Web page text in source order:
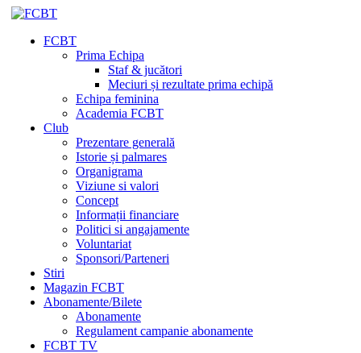
FCBT
Prima Echipa
Staf & jucători
Meciuri și rezultate prima echipă
Echipa feminina
Academia FCBT
Club
Prezentare generală
Istorie și palmares
Organigrama
Viziune si valori
Concept
Informații financiare
Politici si angajamente
Voluntariat
Sponsori/Parteneri
Stiri
Magazin FCBT
Abonamente/Bilete
Abonamente
Regulament campanie abonamente
FCBT TV